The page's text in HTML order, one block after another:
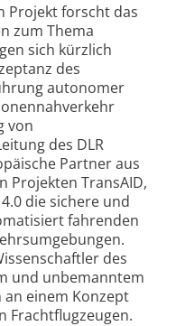
Projekt forscht das
zum Thema
sich kürzlich
des
autonomer
von
des DLR
Partner aus
Projekten TransAID,
die sichere und
fahrenden
des
und unbemanntem
einem Konzept
Frachtflugzeugen.